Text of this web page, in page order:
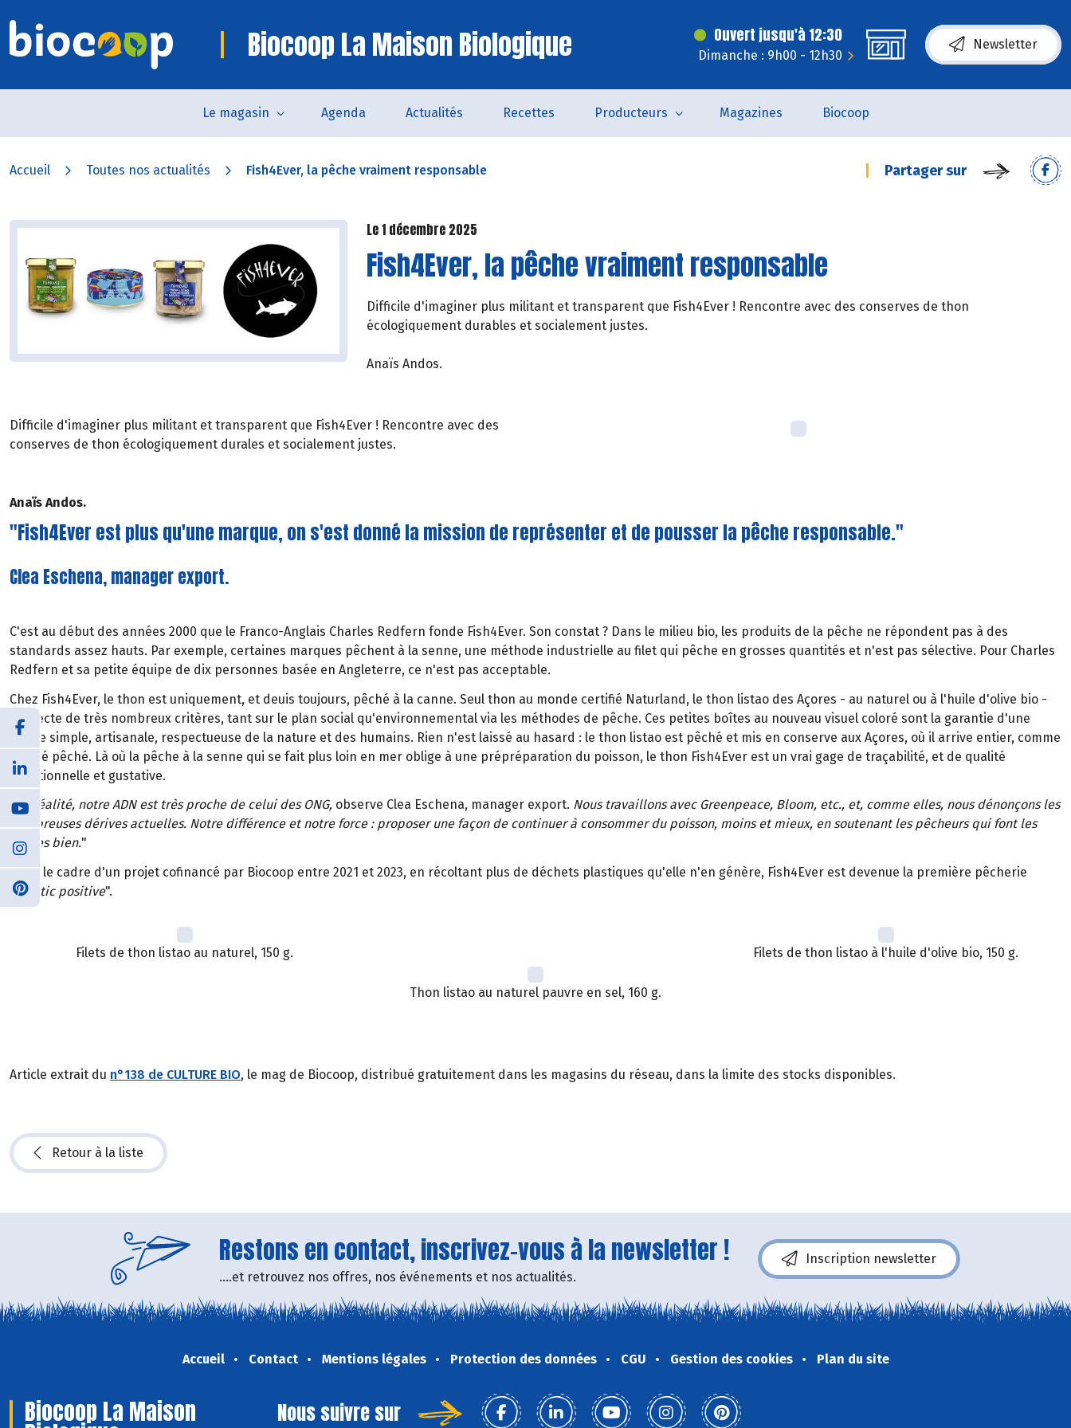
Biocoop La Maison Biologique Ouvert jusqu'à 12:30
Dimanche : 9h00 - 12h30
Newsletter
Le magasin Agenda Actualités Recettes Producteurs Magazines Biocoop
Accueil Toutes nos actualités Fish4Ever, la pêche vraiment responsable Partager sur
Le 1 décembre 2025
Fish4Ever, la pêche vraiment responsable
Difficile d'imaginer plus militant et transparent que Fish4Ever ! Rencontre avec des conserves de thon
écologiquement durables et socialement justes.
Anaïs Andos.
Difficile d'imaginer plus militant et transparent que Fish4Ever ! Rencontre avec des
conserves de thon écologiquement durales et socialement justes.
Anaïs Andos.
"Fish4Ever est plus qu'une marque, on s'est donné la mission de représenter et de pousser la pêche responsable."
Clea Eschena, manager export.
C'est au début des années 2000 que le Franco-Anglais Charles Redfern fonde Fish4Ever. Son constat ? Dans le milieu bio, les produits de la pêche ne répondent pas à des
standards assez hauts. Par exemple, certaines marques pêchent à la senne, une méthode industrielle au filet qui pêche en grosses quantités et n'est pas sélective. Pour Charles
Redfern et sa petite équipe de dix personnes basée en Angleterre, ce n'est pas acceptable.
Chez Fish4Ever, le thon est uniquement, et deuis toujours, pêché à la canne. Seul thon au monde certifié Naturland, le thon listao des Açores - au naturel ou à l'huile d'olive bio -
respecte de très nombreux critères, tant sur le plan social qu'environnemental via les méthodes de pêche. Ces petites boîtes au nouveau visuel coloré sont la garantie d'une
pêche simple, artisanale, respectueuse de la nature et des humains. Rien n'est laissé au hasard : le thon listao est pêché et mis en conserve aux Açores, où il arrive entier, comme
il a été pêché. Là où la pêche à la senne qui se fait plus loin en mer oblige à une prépréparation du poisson, le thon Fish4Ever est un vrai gage de traçabilité, et de qualité
nutritionnelle et gustative.
"En réalité, notre ADN est très proche de celui des ONG, observe Clea Eschena, manager export. Nous travaillons avec Greenpeace, Bloom, etc., et, comme elles, nous dénonçons les
nombreuses dérives actuelles. Notre différence et notre force : proposer une façon de continuer à consommer du poisson, moins et mieux, en soutenant les pêcheurs qui font les
choses bien."
Dans le cadre d'un projet cofinancé par Biocoop entre 2021 et 2023, en récoltant plus de déchets plastiques qu'elle n'en génère, Fish4Ever est devenue la première pêcherie
"plastic positive".
Filets de thon listao au naturel, 150 g.
Thon listao au naturel pauvre en sel, 160 g.
Filets de thon listao à l'huile d'olive bio, 150 g.
Article extrait du n°138 de CULTURE BIO, le mag de Biocoop, distribué gratuitement dans les magasins du réseau, dans la limite des stocks disponibles.
Retour à la liste
Restons en contact, inscrivez-vous à la newsletter !
....et retrouvez nos offres, nos événements et nos actualités.
Inscription newsletter
Accueil Contact Mentions légales Protection des données CGU Gestion des cookies Plan du site
Biocoop La Maison Nous suivre sur